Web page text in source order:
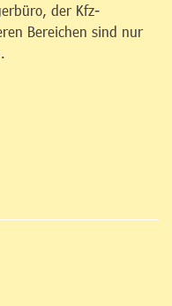
der Kfz-
Bereichen sind nur